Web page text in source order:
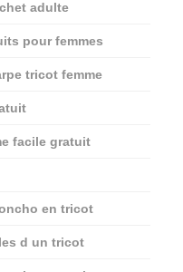
adulte
pour femmes
tricot femme
facile gratuit
en tricot
d un tricot